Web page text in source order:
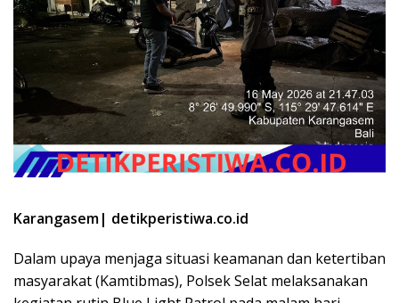
Karangasem| detikperistiwa.co.id
Dalam upaya menjaga situasi keamanan dan ketertiban
masyarakat (Kamtibmas), Polsek Selat melaksanakan